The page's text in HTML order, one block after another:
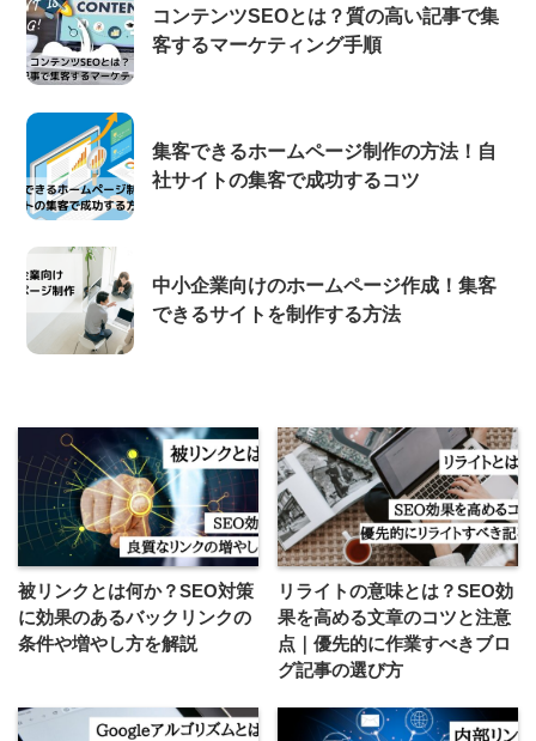
コンテンツSEOとは？質の高い記事で集
客するマーケティング手順
集客できるホームページ制作の方法！自
社サイトの集客で成功するコツ
中小企業向けのホームページ作成！集客
できるサイトを制作する方法
被リンクとは何か？SEO対策
に効果のあるバックリンクの
条件や増やし方を解説
リライトの意味とは？SEO効
果を高める文章のコツと注意
点｜優先的に作業すべきブロ
グ記事の選び方